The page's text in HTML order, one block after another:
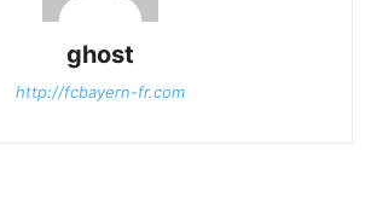
ghost
http://fcbayern-fr.com